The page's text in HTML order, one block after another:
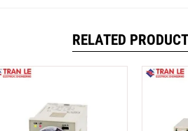
RELATED